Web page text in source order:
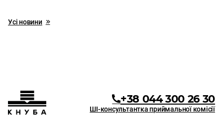
Усі новини
+38 044 300 26 30
ШІ-консультантка приймальної комісії